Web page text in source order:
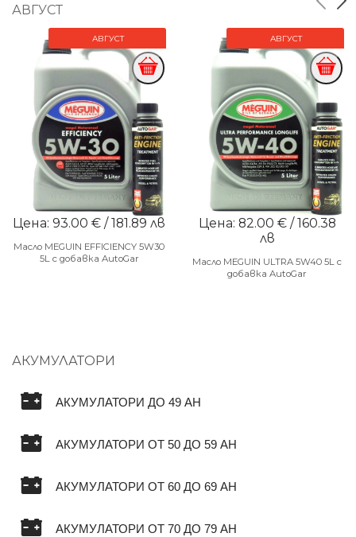
АВГУСТ
АВГУСТ
Цена: 93.00 € / 181.89 лв
Масло MEGUIN EFFICIENCY 5W30
5L с добавка AutoGar
АВГУСТ
Цена: 82.00 € / 160.38
лв
Масло MEGUIN ULTRA 5W40 5L с
добавка AutoGar
АКУМУЛАТОРИ
АКУМУЛАТОРИ ДО 49 AH
АКУМУЛАТОРИ ОТ 50 ДО 59 AH
АКУМУЛАТОРИ ОТ 60 ДО 69 AH
АКУМУЛАТОРИ ОТ 70 ДО 79 AH